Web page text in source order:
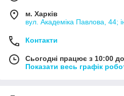
м. Харків
вул. Академіка Павлова, 44;
Контакти
Сьогодні працює з 10:00
Показати весь графік